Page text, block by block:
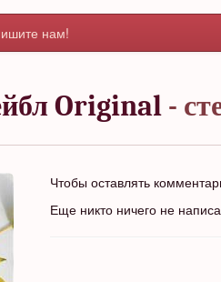
нам!
Original -
Чтобы оставлять
Еще никто ничего не